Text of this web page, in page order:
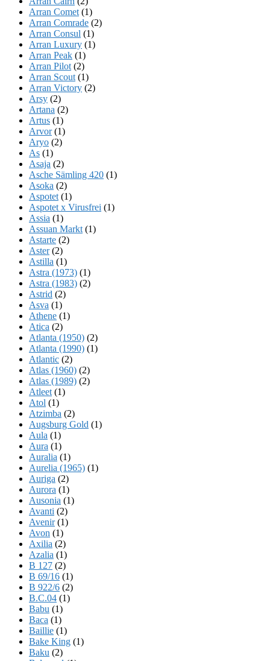
Arran Comet (1)
Arran Comrade (2)
Arran Consul (1)
Arran Luxury (1)
Arran Peak (1)
Arran Pilot (2)
Arran Scout (1)
Arran Victory (2)
Arsy (2)
Artana (2)
Artus (1)
Arvor(1)
Aryo (2)
As (1)
Asaja (2)
Asche Sämling 420 (1)
Asoka (2)
Aspotet (1)
Aspotet x Virusfrei (1)
Assia (1)
Assuan Markt (1)
Astarte (2)
Aster(2)
Astilla (1)
Astra (1973) (1)
Astra (1983) (2)
Astrid (2)
Asva (1)
Athene (1)
Atica (2)
Atlanta (1950) (2)
Atlanta (1990) (1)
Atlantic (2)
Atlas (1960) (2)
Atlas (1989) (2)
Atleet (1)
Atol (1)
Atzimba (2)
Augsburg Gold (1)
Aula (1)
Aura (1)
Auralia (1)
Aurelia (1965) (1)
Auriga (2)
Aurora (1)
Ausonia (1)
Avanti (2)
Avenir(1)
Avon (1)
Axilia (2)
Azalia (1)
B 127 (2)
B 69/16 (1)
B 922/6 (2)
B.C.04 (1)
Babu (1)
Baca (1)
Baillie (1)
Bake King (1)
Baku (2)